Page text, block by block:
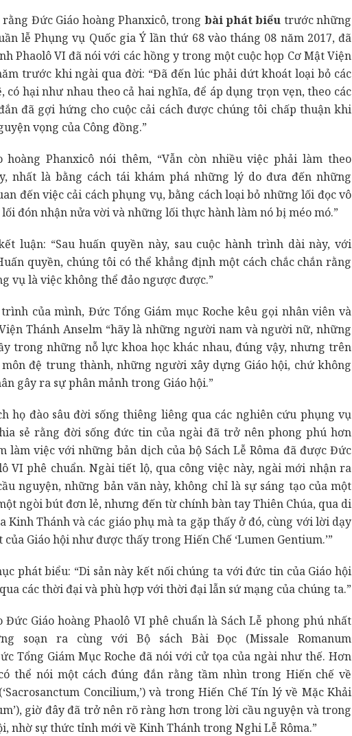
Đức Giáo hoàng Phanxicô, trong bài phát biểu trước những
lễ Phụng vụ Quốc gia Ý lần thứ 68 vào tháng 08 năm 2017, đã
Phaolô VI đã nói với các hồng y trong một cuộc họp Cơ Mật Viện
trước khi ngài qua đời: “Đã đến lúc phải dứt khoát loại bỏ các
có hại như nhau theo cả hai nghĩa, để áp dụng trọn vẹn, theo các
đã gợi hứng cho cuộc cải cách được chúng tôi chấp thuận khi
vọng của Công đồng.”
hoàng Phanxicô nói thêm, “Vẫn còn nhiều việc phải làm theo
nhất là bằng cách tái khám phá những lý do đưa đến những
đến việc cải cách phụng vụ, bằng cách loại bỏ những lối đọc vô
đón nhận nửa vời và những lối thực hành làm nó bị méo mó.”
luận: “Sau huấn quyền này, sau cuộc hành trình dài này, với
quyền, chúng tôi có thể khẳng định một cách chắc chắn rằng
vụ là việc không thể đảo ngược được.”
của mình, Đức Tổng Giám mục Roche kêu gọi nhân viên và
Thánh Anselm “hãy là những người nam và người nữ, những
trong những nỗ lực khoa học khác nhau, đúng vậy, nhưng trên
đệ trung thành, những người xây dựng Giáo hội, chứ không
gây ra sự phân mảnh trong Giáo hội.”
họ đào sâu đời sống thiêng liêng qua các nghiên cứu phụng vụ
sẻ rằng đời sống đức tin của ngài đã trở nên phong phú hơn
làm việc với những bản dịch của bộ Sách Lễ Rôma đã được Đức
VI phê chuẩn. Ngài tiết lộ, qua công việc này, ngài mới nhận ra
nguyện, những bản văn này, không chỉ là sự sáng tạo của một
ngòi bút đơn lẻ, nhưng đến từ chính bàn tay Thiên Chúa, qua di
Kinh Thánh và các giáo phụ mà ta gặp thấy ở đó, cùng với lời dạy
của Giáo hội như được thấy trong Hiến Chế ‘Lumen Gentium.’”
phát biểu: “Di sản này kết nối chúng ta với đức tin của Giáo hội
các thời đại và phù hợp với thời đại lẫn sứ mạng của chúng ta.”
Đức Giáo hoàng Phaolô VI phê chuẩn là Sách Lễ phong phú nhất
soạn ra cùng với Bộ sách Bài Đọc (Missale Romanum
Tổng Giám Mục Roche đã nói với cử tọa của ngài như thế. Hơn
thể nói một cách đúng đắn rằng tầm nhìn trong Hiến chế về
Concilium,’) và trong Hiến Chế Tín lý về Mặc Khải
giờ đây đã trở nên rõ ràng hơn trong lời cầu nguyện và trong
nhờ sự thức tỉnh mới về Kinh Thánh trong Nghi Lễ Rôma.”